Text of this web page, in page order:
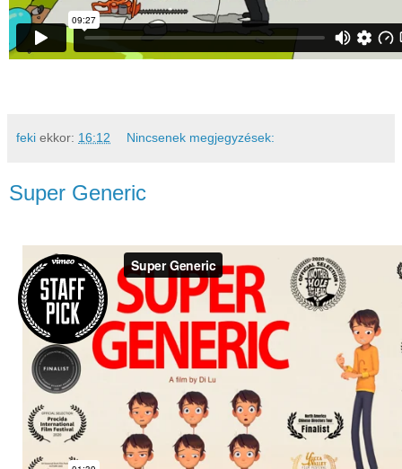
feki ekkor: 16:12 Nincsenek megjegyzések:
Super Generic